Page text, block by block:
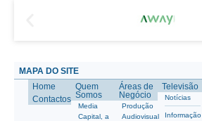
MAPA DO SITE
Home
Contactos
Quem
Somos
Media
Capital, a
Áreas de
Negócio
Produção
Audiovisual
Televisão
Notícias
Informação